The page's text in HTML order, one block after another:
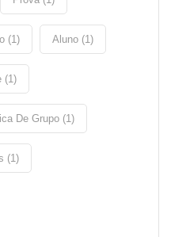
(1) Aluno (1)
(1)
De Grupo (1)
(1)